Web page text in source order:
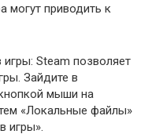
могут приводить к
Steam позволяет
Зайдите в
мыши на
«Локальные файлы»
игры».